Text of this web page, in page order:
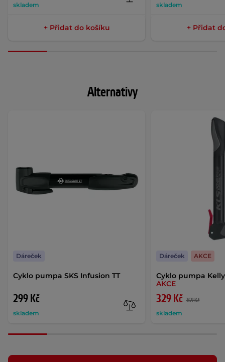
skladem
+ Přidat do košíku
skladem
+ Přidat
Alternativy
Cyklo pumpa SKS Infusion TT
299 Kč
skladem
Dáreček
Cyklo pumpa
AKCE
329 Kč 369 Kč
skladem
Dáreček AKCE